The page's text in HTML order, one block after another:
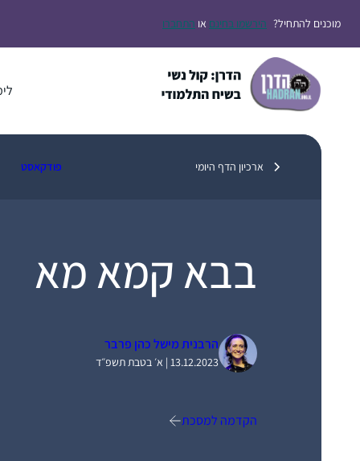
לתוכןמוכנים להתחיל? הירשמו בחינם או התחברו
ארכיון הדף היומי פודקאסט
בבא קמא מא
הרבנית מישל כהן פרבר
13.12.2023 | א׳ בטבת תשפ״ד
הקדמה למסכת